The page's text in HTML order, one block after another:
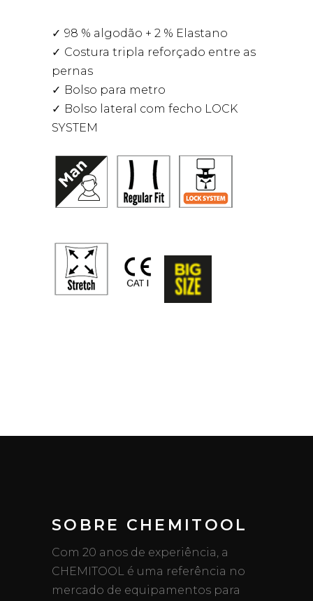
98 % algodão + 2 % Elastano
Costura tripla reforçado entre as
pernas
Bolso para metro
Bolso lateral com fecho LOCK
SYSTEM
SOBRE CHEMITOOL
Com 20 anos de experiência, a
CHEMITOOL é uma referência no
mercado de equipamentos para